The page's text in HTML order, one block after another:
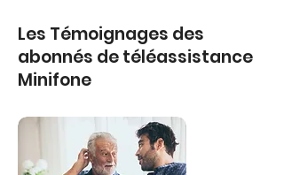
Les Témoignages des
abonnés de téléassistance
Minifone